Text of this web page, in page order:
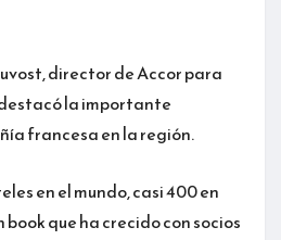
director de Accor para
la importante
francesa en la región.
en el mundo, casi 400 en
book que ha crecido con socios